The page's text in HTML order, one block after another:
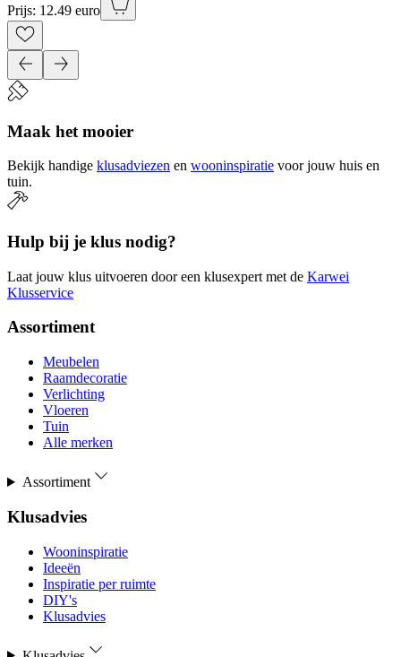
Prijs: 12.49 euro
Maak het mooier
Bekijk handige klusadviezen en wooninspiratie voor jouw huis en
tuin.
Hulp bij je klus nodig?
Laat jouw klus uitvoeren door een klusexpert met de Karwei
Klusservice
Assortiment
Meubelen
Raamdecoratie
Verlichting
Vloeren
Tuin
Alle merken
Assortiment
Klusadvies
Wooninspiratie
Ideeën
Inspiratie per ruimte
DIY's
Klusadvies